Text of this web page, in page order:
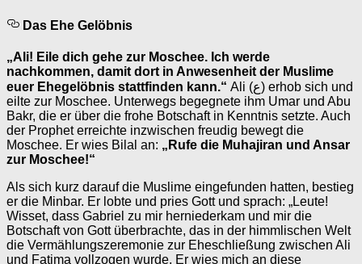
Das Ehe Gelöbnis
„Ali! Eile dich gehe zur Moschee. Ich werde
nachkommen, damit dort in Anwesenheit der Muslime
euer Ehegelöbnis stattfinden kann.“ Ali (ع) erhob sich und
eilte zur Moschee. Unterwegs begegnete ihm Umar und Abu
Bakr, die er über die frohe Botschaft in Kenntnis setzte. Auch
der Prophet erreichte inzwischen freudig bewegt die
Moschee. Er wies Bilal an: „Rufe die Muhajiran und Ansar
zur Moschee!“
Als sich kurz darauf die Muslime eingefunden hatten, bestieg
er die Minbar. Er lobte und pries Gott und sprach: „Leute!
Wisset, dass Gabriel zu mir herniederkam und mir die
Botschaft von Gott überbrachte, das in der himmlischen Welt
die Vermählungszeremonie zur Eheschließung zwischen Ali
und Fatima vollzogen wurde. Er wies mich an diese